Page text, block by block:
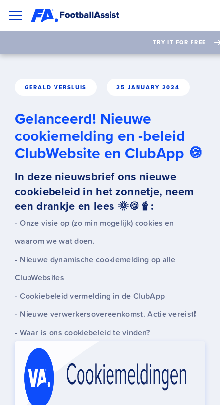
TRY IT FOR FREE
GERALD VERSLUIS 25 JANUARY 2024
Gelanceerd! Nieuwe
cookiemelding en -beleid
ClubWebsite en ClubApp 🍪
In deze nieuwsbrief ons nieuwe
cookiebeleid in het zonnetje, neem
een drankje en lees 🌞🍪🧋:
Onze visie op (zo min mogelijk) cookies en
waarom we wat doen.
Nieuwe dynamische cookiemelding op alle
ClubWebsites
Cookiebeleid vermelding in de ClubApp
Nieuwe verwerkersovereenkomst. Actie vereist❗
Waar is ons cookiebeleid te vinden?